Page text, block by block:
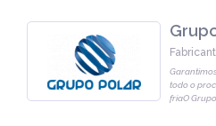
todo o
friaO